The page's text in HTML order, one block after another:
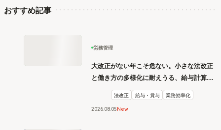
おすすめ記事
労務管理
大改正がない年こそ危ない。小さな法改正
と働き方の多様化に耐えうる、給与計算と
リスク管理
法改正 給与・賞与 業務効率化
2026.08 05New